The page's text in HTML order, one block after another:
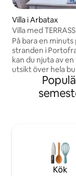
Villa i Arbatax
Villa med
nära en
På bara en
stranden i
kan du njuta av
utsikt över hela
inget 5-stjärnigt
liknande upplevelse! Du kan
stranden, det
över en av de
Ogliastra. Perfekt
Kök